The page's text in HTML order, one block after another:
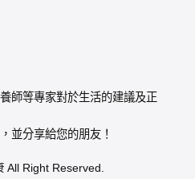
師等專家對於生活的建議及正
並分享給您的朋友！
Right Reserved.